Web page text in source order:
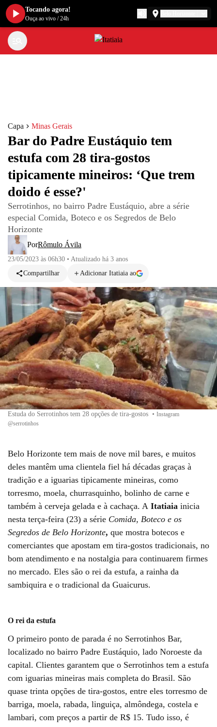
Capa Minas Gerais
Bar do Padre Eustáquio tem
estufa com 28 tira-gostos
tipicamente mineiros: ‘Que trem
doido é esse?'
Serrotinhos, no bairro Padre Eustáquio, abre a série
especial Comida, Boteco e os Segredos de Belo
Horizonte
PorRômulo Ávila
23/05/2023 às 06h30 • Atualizado há 3 anos
Compartilhar
Adicionar Itatiaia ao
Estuda do Serrotinhos tem 28 opções de tira-gostos • Instagram
@serrotinhos
Belo Horizonte tem mais de nove mil bares, e muitos
deles mantêm uma clientela fiel há décadas graças à
tradição e a iguarias tipicamente mineiras, como
torresmo, moela, churrasquinho, bolinho de carne e
também à cerveja gelada e à cachaça. A Itatiaia inicia
nesta terça-feira (23) a série Comida, Boteco e os
Segredos de Belo Horizonte, que mostra botecos e
comerciantes que apostam em tira-gostos tradicionais, no
bom atendimento e na nostalgia para continuarem firmes
no mercado. Eles são o rei da estufa, a rainha da
sambiquira e o tradicional da Guaicurus.
O rei da estufa
O primeiro ponto de parada é no Serrotinhos Bar,
localizado no bairro Padre Eustáquio, lado Noroeste da
capital. Clientes garantem que o Serrotinhos tem a estufa
com iguarias mineiras mais completa do Brasil. São
quase trinta opções de tira-gostos, entre eles torresmo de
barriga, moela, rabada, linguiça, almôndega, costela e
lambari, com preços a partir de R$ 15. Tudo isso, é
Tocando agora!
Ouça ao vivo /24h